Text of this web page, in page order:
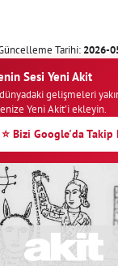
Tarihi:2026-
Sesi Yeni Akit
gelişmeleri
Yeni Akit'i ekleyin.
⭐ Bizi Google'da Takip